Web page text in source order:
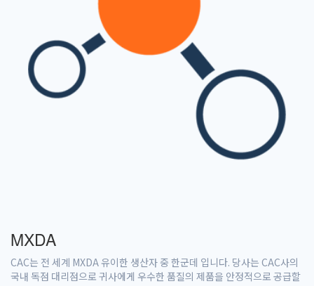
MXDA
CAC는 전 세계 MXDA 유이한 생산자 중 한군데 입니다. 당사는 CAC사의
국내 독점 대리점으로 귀사에게 우수한 품질의 제품을 안정적으로 공급할